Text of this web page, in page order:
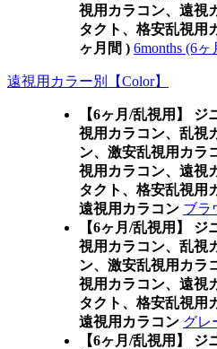
視用カラコン、遠視
タクト、格安乱視用
ヶ月間 ) 6months (6ヶ
遠視用カラー別【Color】
【6ヶ月/乱視用】
視用カラコン、乱視
ン、激安乱視用カラ
視用カラコン、遠視
タクト、格安乱視用
遠視用カラコン ブラ
【6ヶ月/乱視用】
視用カラコン、乱視
ン、激安乱視用カラ
視用カラコン、遠視
タクト、格安乱視用
遠視用カラコン グレ
【6ヶ月/乱視用】